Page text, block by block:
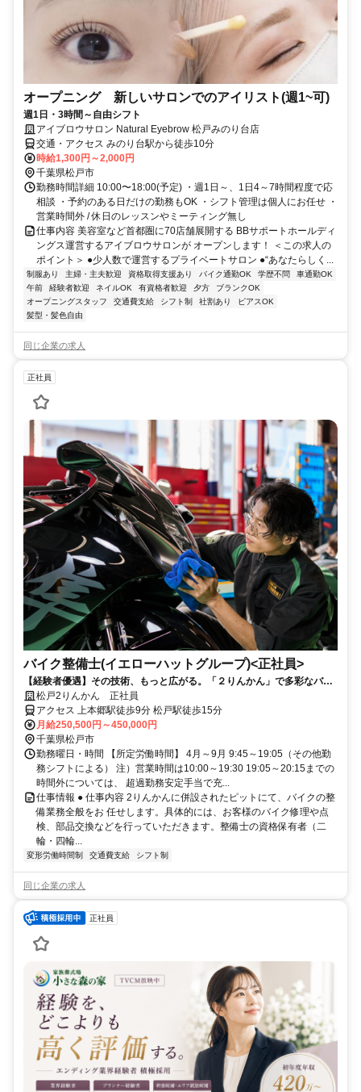
オープニング 新しいサロンでのアイリスト(週1~可)
週1日・3時間～自由シフト
アイブロウサロン Natural Eyebrow 松戸みのり台店
交通・アクセス みのり台駅から徒歩10分
時給1,300円～2,000円
千葉県松戸市
勤務時間詳細 10:00〜18:00(予定) ・週1日～、1日4～7時間程度で応
相談 ・予約のある日だけの勤務もOK ・シフト管理は個人にお任せ ・
営業時間外 / 休日のレッスンやミーティング無し
仕事内容 美容室など首都圏に70店舗展開する BBサポートホールディ
ングス運営するアイブロウサロンが オープンします！ ＜この求人の
ポイント＞ ●少人数で運営するプライベートサロン ●“あなたらしく...
制服あり 主婦・主夫歓迎 資格取得支援あり バイク通勤OK 学歴不問
車通勤OK
午前
経験者歓迎 ネイルOK 有資格者歓迎 夕方
ブランクOK
オープニングスタッフ
交通費支給 シフト制 社割あり
ピアスOK
髪型・髪色自由
同じ企業の求人
正社員
バイク整備士(イエローハットグループ)<正社員>
【経験者優遇】その技術、もっと広がる。「２りんかん」で多彩なバイ
ク整備に携わる＜正社員＞
松戸2りんかん 正社員
アクセス 上本郷駅徒歩9分 松戸駅徒歩15分
月給250,500円～450,000円
千葉県松戸市
勤務曜日・時間 【所定労働時間】 4月～9月 9:45～19:05（その他勤
務シフトによる） 注）営業時間は10:00～19:30 19:05～20:15までの
時間外については、 超過勤務安定手当で充...
仕事情報 ● 仕事内容 2りんかんに併設されたピットにて、バイクの整
備業務全般をお 任せします。具体的には、お客様のバイク修理や点
検、部品交換などを行っていただきます。整備士の資格保有者（二
輪・四輪...
変形労働時間制 交通費支給 シフト制
同じ企業の求人
正社員